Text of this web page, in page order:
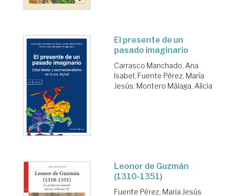
El presente de un
pasado imaginario
Carrasco Manchado, Ana
Isabel; Fuente Pérez, María
Jesús; Montero Málaga, Alicia
Leonor de Guzmán
(1310-1351)
Fuente Pérez, María Jesús